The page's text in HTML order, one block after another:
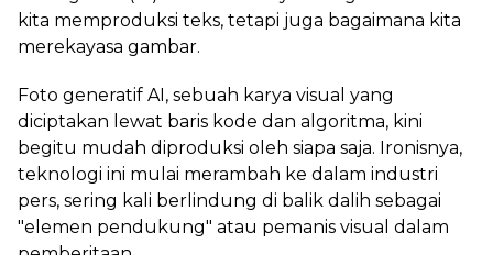
kita memproduksi teks, tetapi juga bagaimana kita
merekayasa gambar.
Foto generatif AI, sebuah karya visual yang
diciptakan lewat baris kode dan algoritma, kini
begitu mudah diproduksi oleh siapa saja. Ironisnya,
teknologi ini mulai merambah ke dalam industri
pers, sering kali berlindung di balik dalih sebagai
"elemen pendukung" atau pemanis visual dalam